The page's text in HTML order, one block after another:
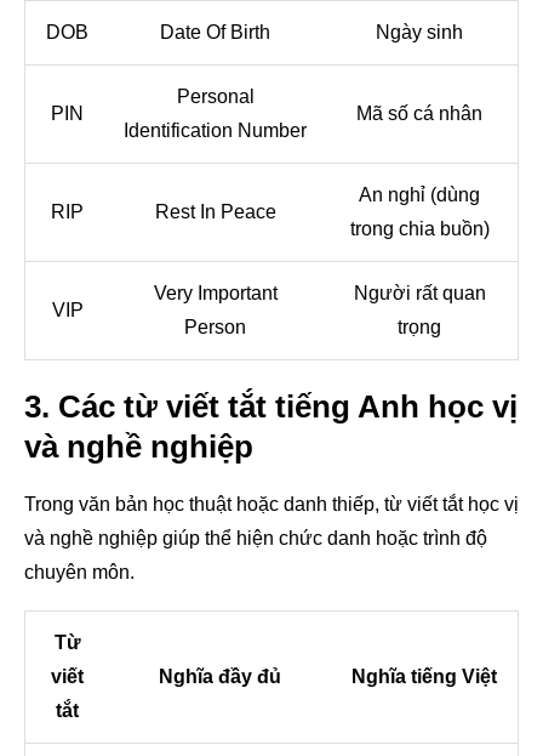
DOB Date Of Birth Ngày sinh
PIN
Personal
Identification Number
Mã số cá nhân
RIP Rest In Peace
An nghỉ (dùng
trong chia buồn)
VIP
Very Important
Person
Người rất quan
trọng
3. Các từ viết tắt tiếng Anh học vị
và nghề nghiệp
Trong văn bản học thuật hoặc danh thiếp, từ viết tắt học vị
và nghề nghiệp giúp thể hiện chức danh hoặc trình độ
chuyên môn.
Từ
viết
tắt
Nghĩa đầy đủ Nghĩa tiếng Việt